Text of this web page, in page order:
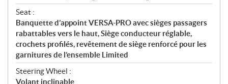
Seat :
Banquette d’appoint VERSA-PRO avec sièges passagers
rabattables vers le haut, Siège conducteur réglable,
crochets profilés, revêtement de siège renforcé pour les
garnitures de l’ensemble Limited
Steering Wheel :
Volant inclinable